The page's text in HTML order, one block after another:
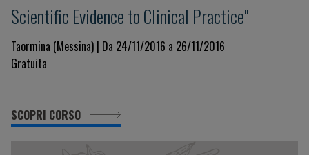
Scientific Evidence to Clinical Practice"
Taormina (Messina) | Da 24/11/2016 a 26/11/2016
Gratuita
SCOPRI CORSO